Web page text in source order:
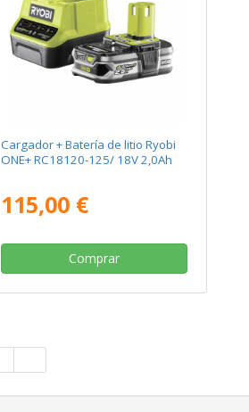
Cargador + Batería de litio Ryobi
ONE+ RC18120-125/ 18V 2,0Ah
115,00 €
Comprar